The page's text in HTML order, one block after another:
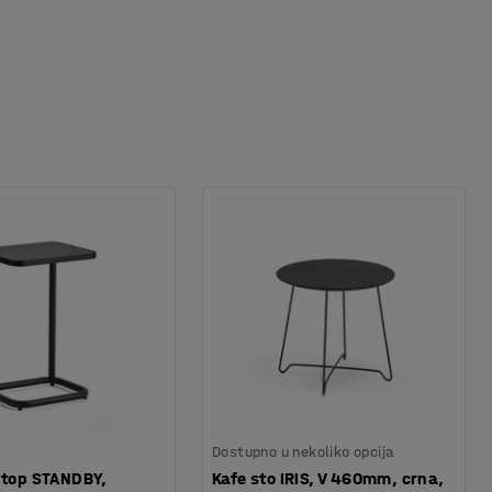
STANDBY,
Dostupno u nekoliko opcija
Kafe sto IRIS, V 460mm, crna,